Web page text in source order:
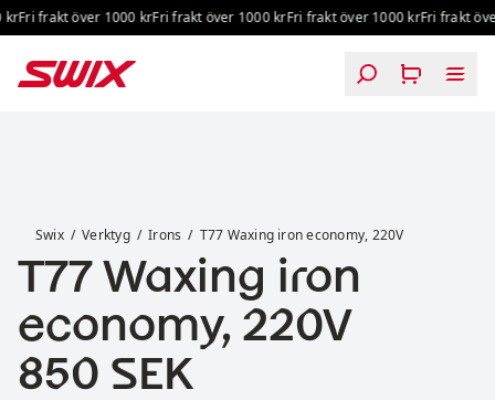
Hoppa till innehåll
Fri frakt över 1000 krFri frakt över 1000 krFri frakt över 1000 krFri frakt
Swix Verktyg Irons T77 Waxing iron economy, 220V
T77 Waxing iron
economy, 220V
Pris:
850 SEK